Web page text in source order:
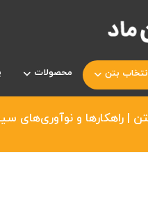
بتن محصولات
| راهکارها و نوآوری‌های